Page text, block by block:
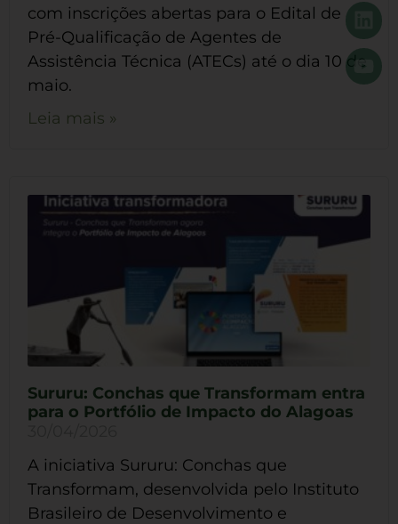
com inscrições abertas para o Edital de
Pré-Qualificação de Agentes de
Assistência Técnica (ATECs) até o dia 10 de
maio.
Leia mais »
Sururu: Conchas que Transformam entra
para o Portfólio de Impacto do Alagoas
A iniciativa Sururu: Conchas que
Transformam, desenvolvida pelo Instituto
Brasileiro de Desenvolvimento e